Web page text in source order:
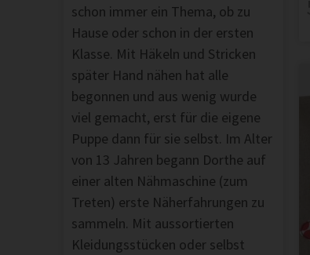
schon immer ein Thema, ob zu
Hause oder schon in der ersten
Klasse. Mit Häkeln und Stricken
später Hand nähen hat alle
begonnen und aus wenig wurde
viel gemacht, erst für die eigene
Puppe dann für sie selbst. Im Alter
von 13 Jahren begann Dorthe auf
einer alten Nähmaschine (zum
Treten) erste Näherfahrungen zu
sammeln. Mit aussortierten
Kleidungsstücken oder selbst